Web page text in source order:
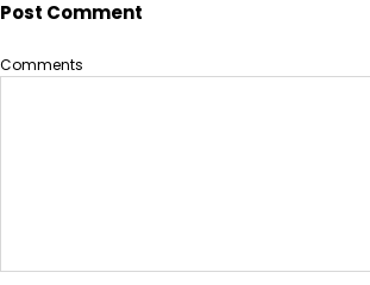
Post Comment
Comments